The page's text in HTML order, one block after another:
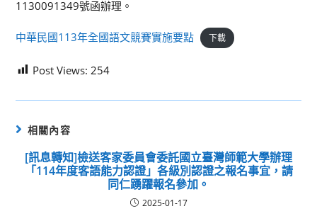
1130091349號函辦理。
中華民國113年全國語文競賽實施要點 下載
Post Views: 254
相關內容
[訊息轉知]檢送客家委員會委託國立臺灣師範大學辦理
「114年度客語能力認證」各級別認證之報名事宜，請
同仁踴躍報名參加。
2025-01-17